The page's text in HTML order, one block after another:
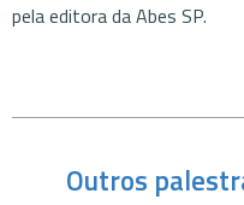
pela editora da Abes SP.
Outros